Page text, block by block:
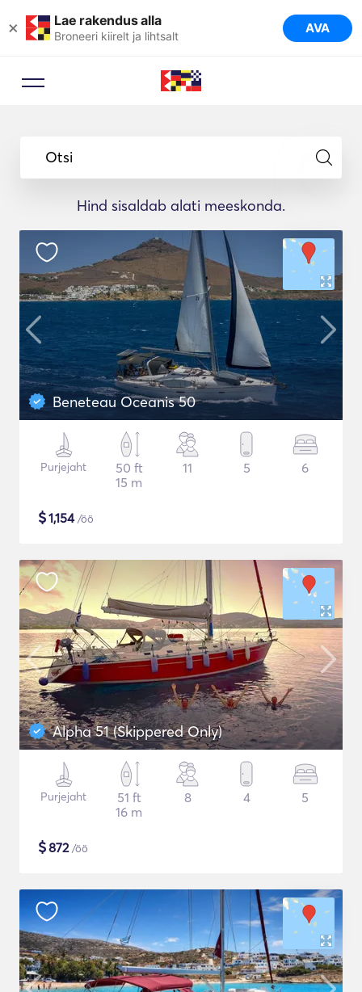
× Lae rakendus alla
Broneeri kiirelt ja lihtsalt AVA
Otsi
Hind sisaldab alati meeskonda.
Beneteau Oceanis 50
Purjejaht
50 ft
15 m
11 5 6
$1,154/öö
Alpha 51 (Skippered Only)
Purjejaht
51 ft
16 m
8 4 5
$872/öö